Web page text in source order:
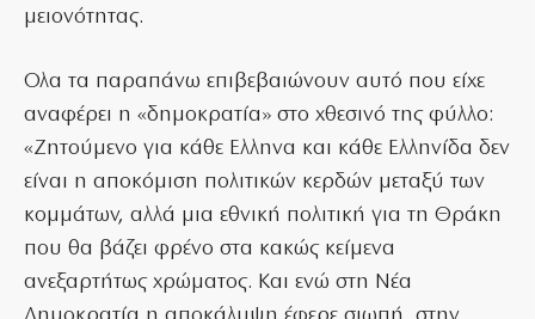
μειονότητας.
Ολα τα παραπάνω επιβεβαιώνουν αυτό που είχε
αναφέρει η «δημοκρατία» στο χθεσινό της φύλλο:
«Ζητούμενο για κάθε Ελληνα και κάθε Ελληνίδα δεν
είναι η αποκόμιση πολιτικών κερδών μεταξύ των
κομμάτων, αλλά μια εθνική πολιτική για τη Θράκη
που θα βάζει φρένο στα κακώς κείμενα
ανεξαρτήτως χρώματος. Και ενώ στη Νέα